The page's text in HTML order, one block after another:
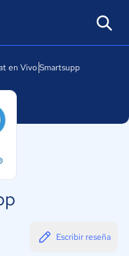
en VivoSmartsupp
Escribir reseña